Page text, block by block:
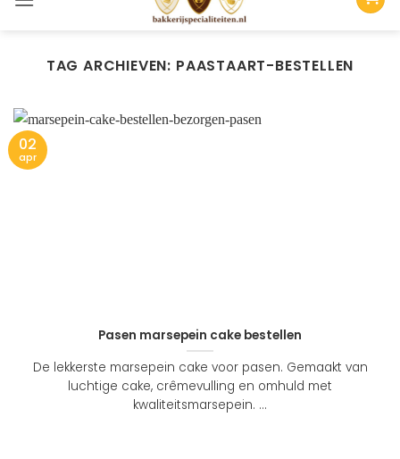
TAG ARCHIEVEN: PAASTAART-BESTELLEN
Pasen marsepein cake bestellen
De lekkerste marsepein cake voor pasen. Gemaakt van
luchtige cake, crêmevulling en omhuld met
kwaliteitsmarsepein. ...
02
apr